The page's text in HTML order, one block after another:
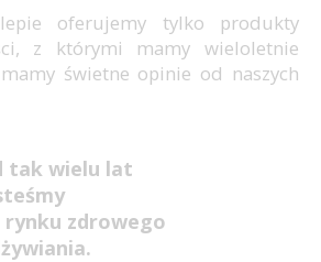
oferujemy tylko produkty
z którymi mamy wieloletnie
świetne opinie od naszych
tak wielu lat
rynku zdrowego